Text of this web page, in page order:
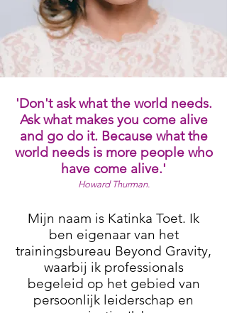
'Don't ask what the world needs.
Ask what makes you come alive
and go do it. Because what the
world needs is more people who
have come alive.'
Howard Thurman.
Mijn naam is Katinka Toet. Ik
ben eigenaar van het
trainingsbureau Beyond Gravity,
waarbij ik professionals
begeleid op het gebied van
persoonlijk leiderschap en